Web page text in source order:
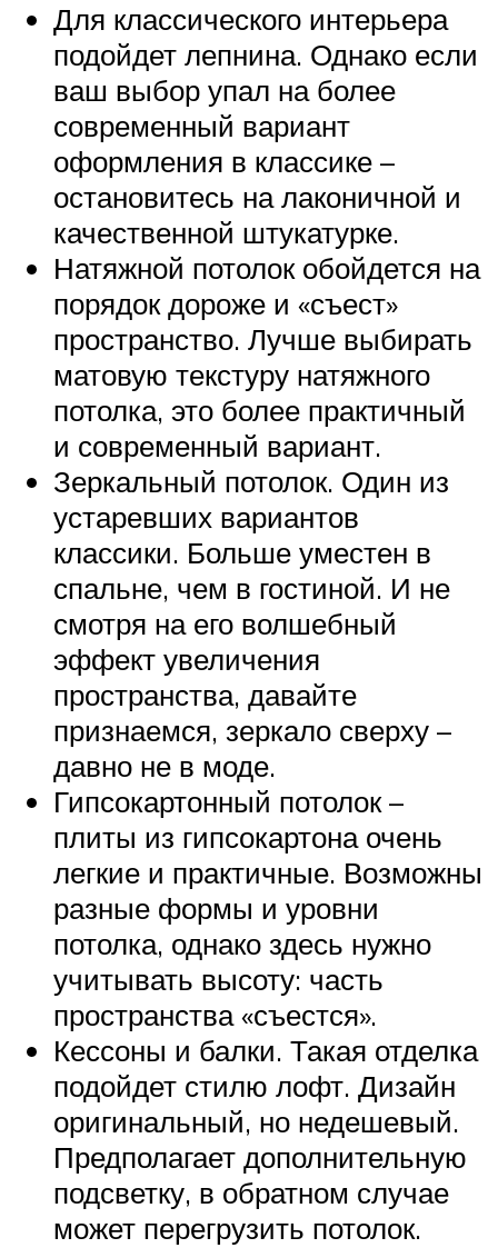
Для классического интерьера
подойдет лепнина. Однако если
ваш выбор упал на более
современный вариант
оформления в классике –
остановитесь на лаконичной и
качественной штукатурке.
Натяжной потолок обойдется на
порядок дороже и «съест»
пространство. Лучше выбирать
матовую текстуру натяжного
потолка, это более практичный
и современный вариант.
Зеркальный потолок. Один из
устаревших вариантов
классики. Больше уместен в
спальне, чем в гостиной. И не
смотря на его волшебный
эффект увеличения
пространства, давайте
признаемся, зеркало сверху –
давно не в моде.
Гипсокартонный потолок –
плиты из гипсокартона очень
легкие и практичные. Возможны
разные формы и уровни
потолка, однако здесь нужно
учитывать высоту: часть
пространства «съестся».
Кессоны и балки. Такая отделка
подойдет стилю лофт. Дизайн
оригинальный, но недешевый.
Предполагает дополнительную
подсветку, в обратном случае
может перегрузить потолок.